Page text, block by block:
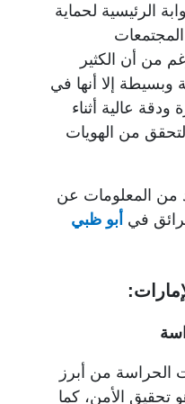
الرئيسية لحماية
من أن الكثير
إلا أنها في
ودقة عالية أثناء
من الهويات
من المعلومات عن
في أبو ظبي
الحراسة من أبرز
تحقيق الأمن، كما